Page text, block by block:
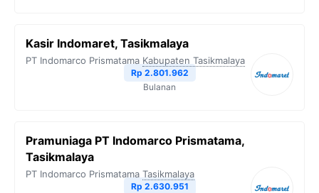
Kasir Indomaret, Tasikmalaya
PT Indomarco Prismatama Kabupaten Tasikmalaya
Rp 2.801.962
Bulanan
Pramuniaga PT Indomarco Prismatama,
Tasikmalaya
PT Indomarco Prismatama Tasikmalaya
Rp 2.630.951